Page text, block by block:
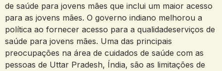
de saúde para jovens mães que inclui um maior acesso
para as jovens mães. O governo indiano melhorou a
política ao fornecer acesso para a qualidadeserviços de
saúde para jovens mães. Uma das principais
preocupações na área de cuidados de saúde com as
pessoas de Uttar Pradesh, Índia, são as limitações de